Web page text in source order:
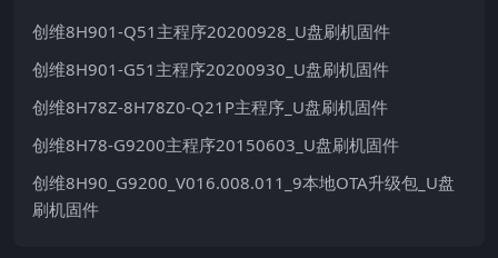
创维8H901-Q51主程序20200928_U盘刷机固件
创维8H901-G51主程序20200930_U盘刷机固件
创维8H78Z-8H78Z0-Q21P主程序_U盘刷机固件
创维8H78-G9200主程序20150603_U盘刷机固件
创维8H90_G9200_V016.008.011_9本地OTA升级包_U盘
刷机固件